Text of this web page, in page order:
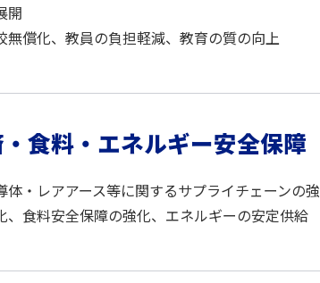
開
無償化、教員の負担軽減、教育の質の向上
食料・エネルギー安全保障
体・レアアース等に関するサプライチェーンの強
、食料安全保障の強化、エネルギーの安定供給